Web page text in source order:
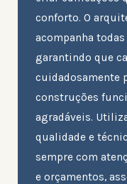
conforto. O
acompanha
garantindo que
cuidadosamente
construções
agradáveis.
qualidade e
sempre com
e orçamentos,